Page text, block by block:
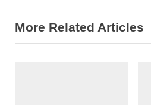
v
i
x
t
More Related Articles